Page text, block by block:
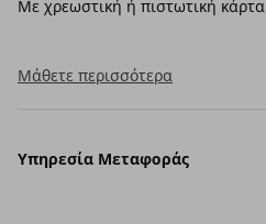
Με χρεωστική ή πιστωτική κάρτα
Μάθετε περισσότερα
Υπηρεσία Μεταφοράς